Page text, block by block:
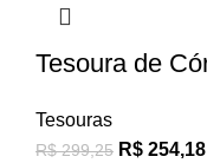
Tesoura de
Tesouras
R$299,25 R$ 254,18